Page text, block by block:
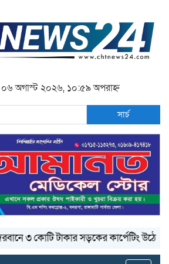
০৬ অগাস্ট ২০২৬, ১০:৫৯ অপরাহ্ন
সার্চ
৩ কোটি টাকার সড়কের কার্পেটিং উঠে যাচ্ছে